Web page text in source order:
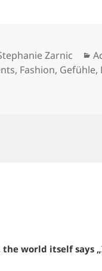
Zarnic
, Fashion, Gefühle,
THE SCENES.
world itself says